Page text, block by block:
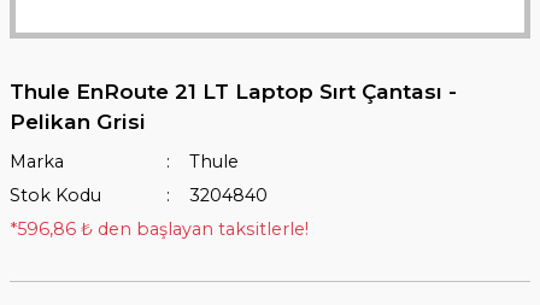
Thule EnRoute 21 LT Laptop Sırt Çantası -
Pelikan Grisi
Marka
Thule
Stok Kodu
3204840
*596,86 ₺ den başlayan taksitlerle!